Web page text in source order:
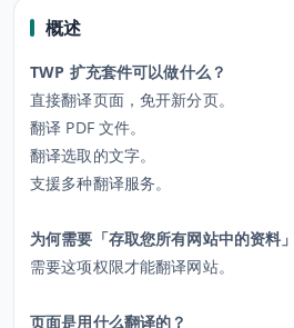
概述
TWP 扩充套件可以做什么？
直接翻译页面，免开新分页。
翻译 PDF 文件。
翻译选取的文字。
支援多种翻译服务。
为何需要「存取您所有网站中的资料
需要这项权限才能翻译网站。
页面是用什么翻译的？